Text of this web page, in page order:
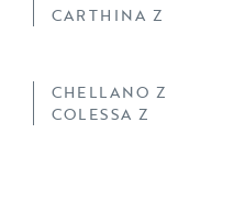
CARTHINA Z
CHELLANO Z
COLESSA Z